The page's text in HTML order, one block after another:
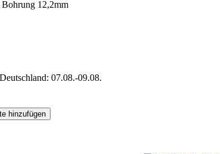
12,2mm
07.08.-09.08.
hinzufügen